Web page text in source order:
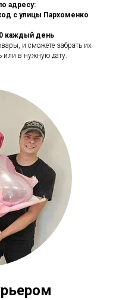
адресу:
с улицы Пархоменко
каждый день
и сможете забрать их
или в нужную дату.